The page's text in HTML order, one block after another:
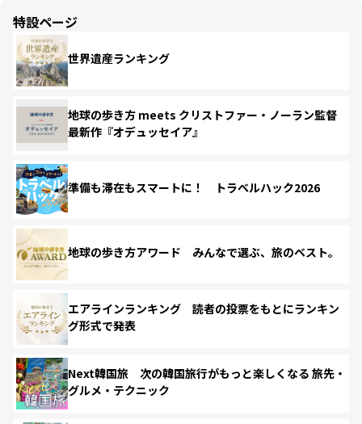
特設ページ
世界遺産ランキング
地球の歩き方 meets クリストファー・ノーラン監督
最新作『オデュッセイア』
準備も滞在もスマートに！ トラベルハック2026
地球の歩き方アワード みんなで選ぶ、旅のベスト。
エアラインランキング 読者の投票をもとにランキン
グ形式で発表
Next韓国旅 次の韓国旅行がもっと楽しくなる 旅先・
グルメ・テクニック